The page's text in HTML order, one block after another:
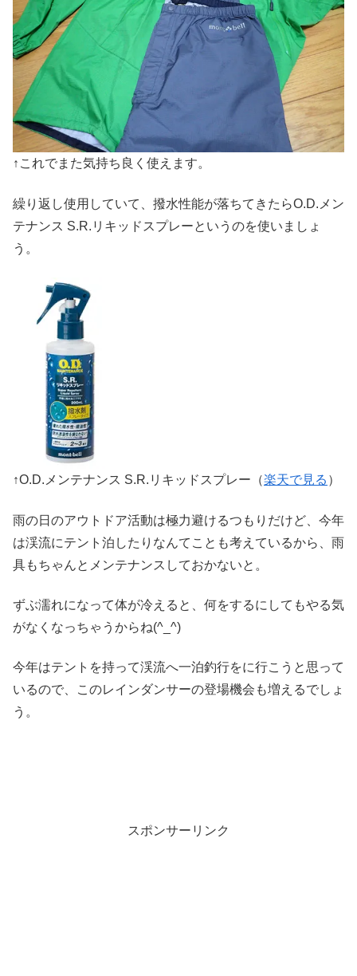
↑これでまた気持ち良く使えます。
繰り返し使用していて、撥水性能が落ちてきたらO.D.メン
テナンス S.R.リキッドスプレーというのを使いましょ
う。
↑O.D.メンテナンス S.R.リキッドスプレー（楽天で見る ）
雨の日のアウトドア活動は極力避けるつもりだけど、今年
は渓流にテント泊したりなんてことも考えているから、雨
具もちゃんとメンテナンスしておかないと。
ずぶ濡れになって体が冷えると、何をするにしてもやる気
がなくなっちゃうからね(^_^)
今年はテントを持って渓流へ一泊釣行をに行こうと思って
いるので、このレインダンサーの登場機会も増えるでしょ
う。
スポンサーリンク